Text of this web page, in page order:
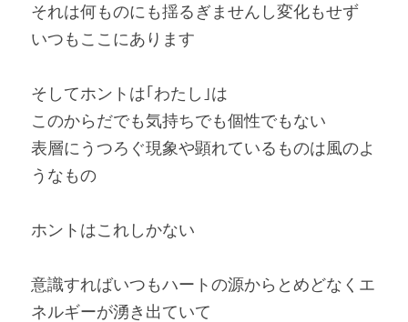
それは何ものにも揺るぎませんし変化もせず
いつもここにあります
そしてホントは｢わたし｣は
このからだでも気持ちでも個性でもない
表層にうつろぐ現象や顕れているものは風のよ
うなもの
ホントはこれしかない
意識すればいつもハートの源からとめどなくエ
ネルギーが湧き出ていて